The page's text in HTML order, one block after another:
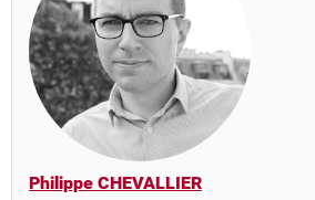
Philippe CHEVALLIER